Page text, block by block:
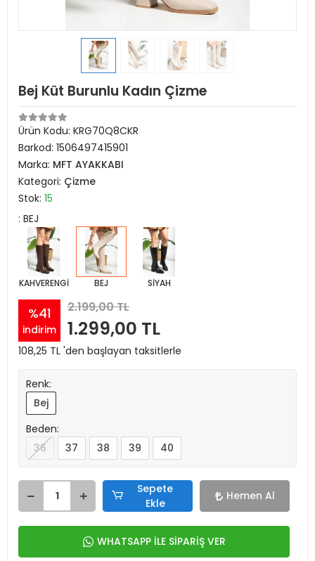
Bej Küt Burunlu Kadın Çizme
Ürün Kodu: KRG70Q8CKR
Barkod: 1506497415901
Marka: MFT AYAKKABI
Kategori: Çizme
Stok: 15
: BEJ
KAHVERENGİ BEJ SİYAH
%41
indirim
2.199,00 TL
1.299,00 TL
108,25 TL 'den başlayan taksitlerle
Renk:
Bej
Beden:
36
37 38 39 40
Sepete
Ekle
Hemen Al
WHATSAPP İLE SİPARİŞ VER